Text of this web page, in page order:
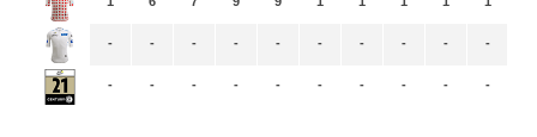
-
-
-
-
-
-
-
-
-
-
-
-
-
-
-
-
-
-
-
-